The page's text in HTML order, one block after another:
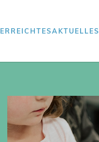
ERREICHTESAKTUELLES